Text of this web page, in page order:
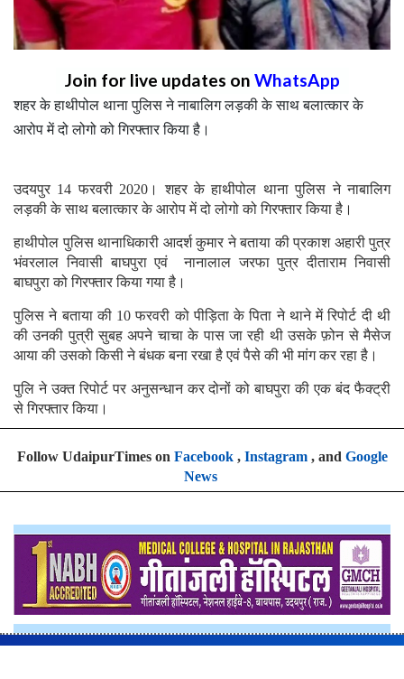
Join for live updates on WhatsApp
शहर के हाथीपोल थाना पुलिस ने नाबालिग लड़की के साथ बलात्कार के
आरोप में दो लोगो को गिरफ्तार किया है।
उदयपुर 14 फरवरी 2020। शहर के हाथीपोल थाना पुलिस ने नाबालिग
लड़की के साथ बलात्कार के आरोप में दो लोगो को गिरफ्तार किया है।
हाथीपोल पुलिस थानाधिकारी आदर्श कुमार ने बताया की प्रकाश अहारी पुत्र
भंवरलाल निवासी बाघपुरा एवं नानालाल जरफा पुत्र दीताराम निवासी
बाघपुरा को गिरफ्तार किया गया है।
पुलिस ने बताया की 10 फरवरी को पीड़िता के पिता ने थाने में रिपोर्ट दी थी
की उनकी पुत्री सुबह अपने चाचा के पास जा रही थी उसके फ़ोन से मैसेज
आया की उसको किसी ने बंधक बना रखा है एवं पैसे की भी मांग कर रहा है।
पुलि ने उक्त रिपोर्ट पर अनुसन्धान कर दोनों को बाघपुरा की एक बंद फैक्ट्री
से गिरफ्तार किया।
Follow UdaipurTimes on Facebook, Instagram, and Google
News